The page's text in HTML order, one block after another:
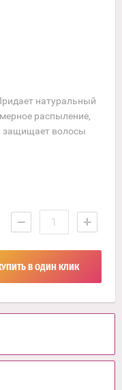
натуральный
распыление,
защищает волосы
− +
В ОДИН КЛИК